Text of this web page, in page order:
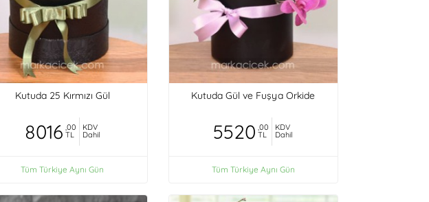
Kutuda 25 Kırmızı Gül
8016 ,00
TL
KDV
Dahil
Tüm Türkiye Aynı Gün
Kutuda Gül ve Fuşya Orkide
5520 ,00
TL
KDV
Dahil
Tüm Türkiye Aynı Gün